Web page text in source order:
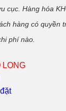
cục. Hàng hóa
hàng có quyền
phí nào.
LONG